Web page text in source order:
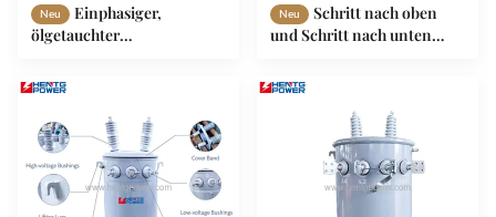
Neu
Einphasiger,
ölgetauchter
kVA 100 kVA 250 kVA
Neu
Schritt nach oben
und Schritt nach unten
100kva Öl Typ Mv Hv
Transformator